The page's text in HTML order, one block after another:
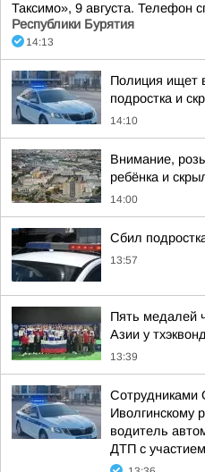
Таксимо», 9 августа. Телефон
Республики Бурятия
14:13
Полиция ищет
подростка и
14:10
Внимание,
ребёнка и
14:00
Сбил
13:57
Пять медалей
Азии у
13:39
Иволгинскому
водитель
ДТП с